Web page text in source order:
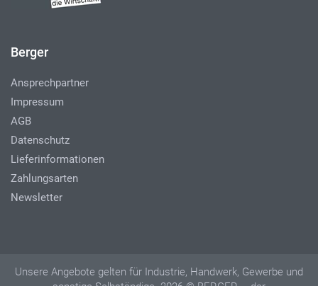
Berger
Ansprechpartner
Impressum
AGB
Datenschutz
Lieferinformationen
Zahlungsarten
Newsletter
Unsere Angebote gelten für Industrie, Handwerk, Gewerbe und